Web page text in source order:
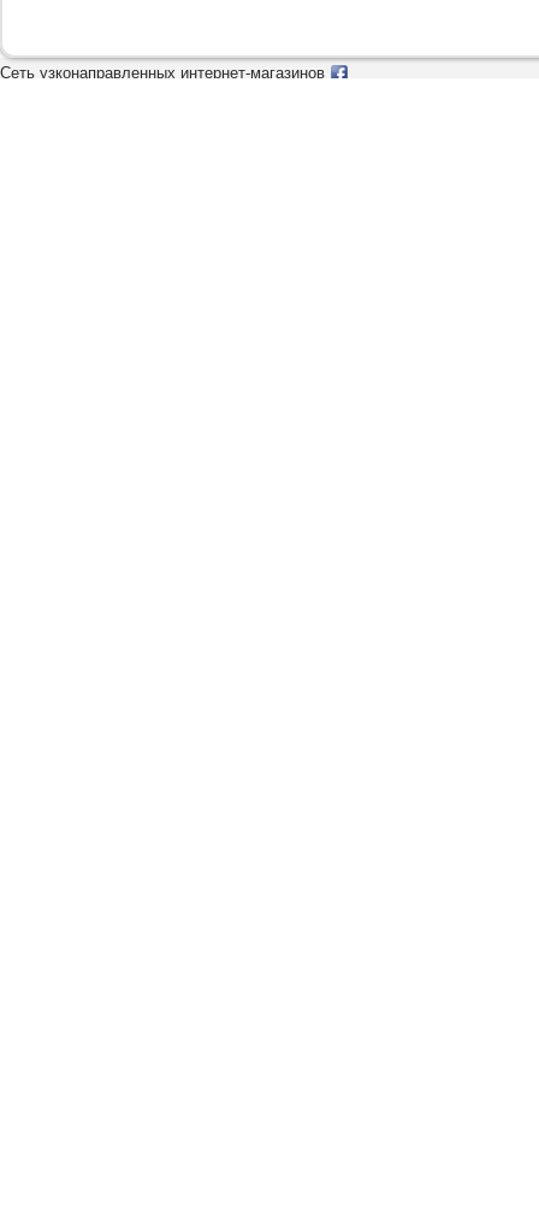
Сеть узконаправленных интернет-магазинов